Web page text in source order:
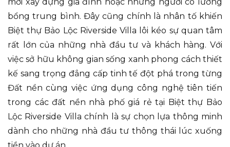
bổng trung bình. Đây cũng chính là nhân tố khiến
Biệt thự Bảo Lộc Riverside Villa lôi kéo sự quan tâm
rất lớn của những nhà đầu tư và khách hàng. Với
việc sở hữu không gian sống xanh phong cách thiết
kế sang trọng đẳng cấp tinh tế đột phá trong từng
Đất nền cùng việc ứng dụng công nghệ tiên tiến
trong các đất nền nhà phố giá rẻ tại Biệt thự Bảo
Lộc Riverside Villa chính là sự chọn lựa thông minh
dành cho những nhà đầu tư thông thái lúc xuống
tiền vào dự án.